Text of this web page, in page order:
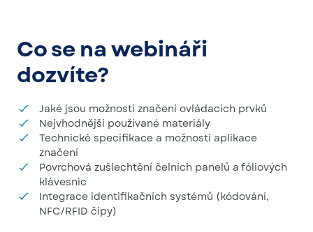
Co se na webináři
dozvíte?
Jaké jsou možnosti značení ovládacích prvků
Nejvhodnější používané materiály
Technické specifikace a možnosti aplikace
značení
Povrchová zušlechtění čelních panelů a fóliových
klávesnic
Integrace identifikačních systémů (kódování,
NFC/RFID čipy)